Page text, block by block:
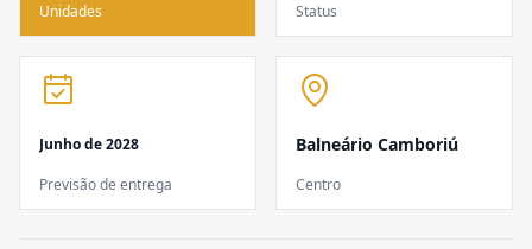
Unidades Status
Junho de 2028
Previsão de entrega
Balneário Camboriú
Centro